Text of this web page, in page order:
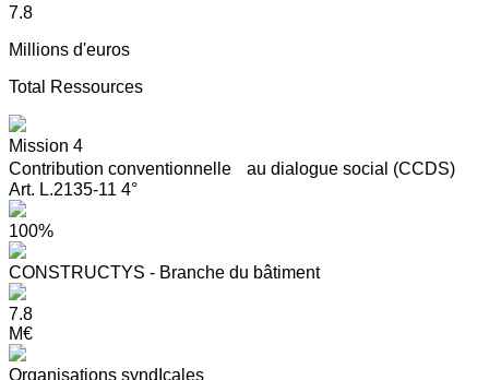
7.8
Millions d'euros
Total Ressources
Mission 4
Contribution conventionnelle au dialogue social (CCDS)
Art. L.2135-11 4°
100%
CONSTRUCTYS - Branche du bâtiment
7.8
M€
Organisations syndIcales